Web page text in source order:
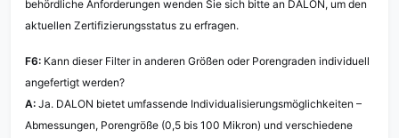
behördliche Anforderungen wenden Sie sich bitte an DALON, um den
aktuellen Zertifizierungsstatus zu erfragen.
F6: Kann dieser Filter in anderen Größen oder Porengraden individuell
angefertigt werden?
A: Ja. DALON bietet umfassende Individualisierungsmöglichkeiten –
Abmessungen, Porengröße (0,5 bis 100 Mikron) und verschiedene